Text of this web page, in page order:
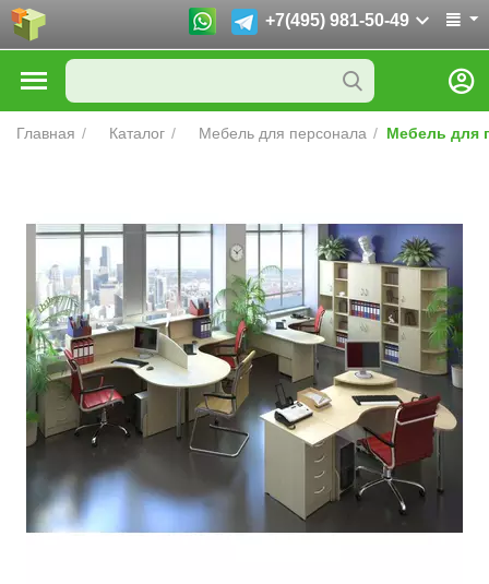
+7(495) 981-50-49
Главная / Каталог / Мебель для персонала / Мебель для